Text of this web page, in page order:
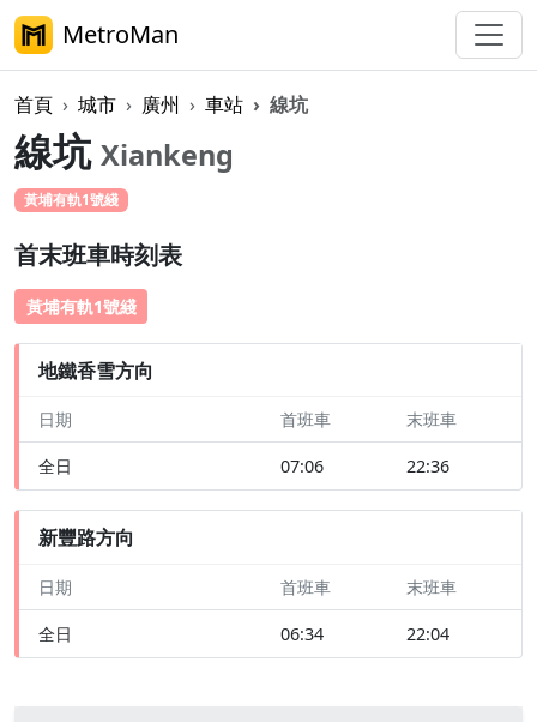
MetroMan
首頁 城市 廣州 車站 線坑
線坑 Xiankeng
黃埔有軌1號綫
首末班車時刻表
黃埔有軌1號綫
地鐵香雪方向
日期 首班車 末班車
全日 07:06 22:36
新豐路方向
日期 首班車 末班車
全日 06:34 22:04